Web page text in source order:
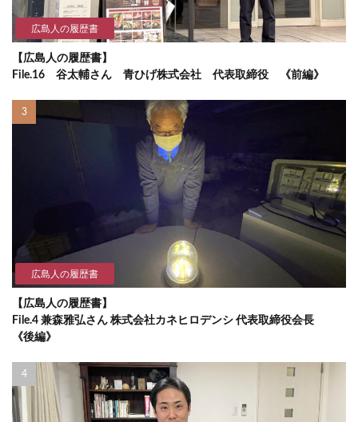
広島人の履歴書
【広島人の履歴書】
File.16 谷太輔さん 青ひげ株式会社 代表取締役 《前編》
広島人の履歴書
【広島人の履歴書】
File.4 兼森雅弘さん 株式会社カネヒロデンシ 代表取締役会長
《後編》